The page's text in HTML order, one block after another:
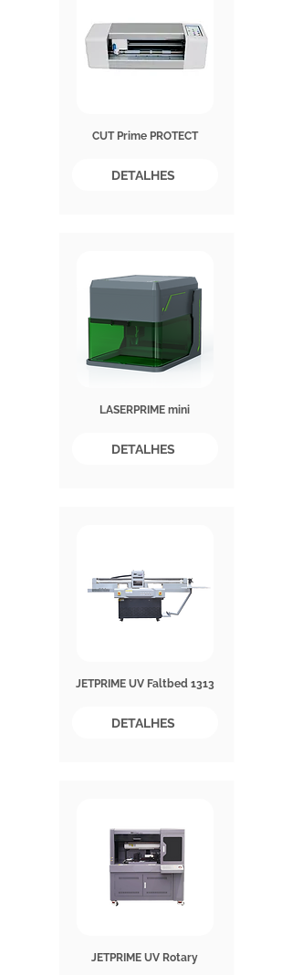
CUT Prime PROTECT
DETALHES
LASERPRIME mini
DETALHES
JETPRIME UV Faltbed 1313
DETALHES
JETPRIME UV Rotary